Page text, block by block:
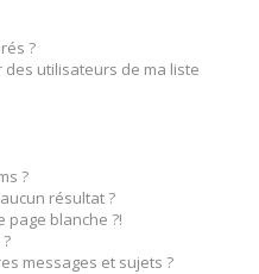
?
utilisateurs de ma liste
?
résultat ?
page blanche ?!
messages et sujets ?